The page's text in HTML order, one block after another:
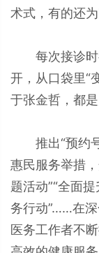
术式，有的还
每次接诊时
开，从口袋里“
于张金哲，都是
推出“预约号
惠民服务举措
题活动”“全面
务行动”……在
医务工作者不